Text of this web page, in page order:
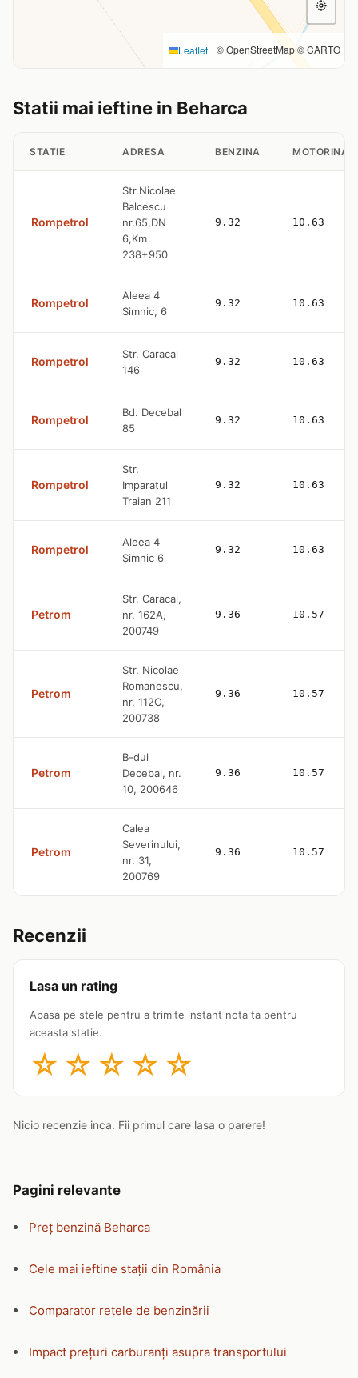
Leaflet | © OpenStreetMap © CARTO
Statii mai ieftine in Beharca
STATIE ADRESA BENZINA MOTORINA
Rompetrol
Str.Nicolae
Balcescu
nr.65,DN
6,Km
238+950
9.32 10.63
Rompetrol
Aleea 4
Simnic, 6
9.32 10.63
Rompetrol
Str. Caracal
146
9.32 10.63
Rompetrol
Bd. Decebal
85
9.32 10.63
Rompetrol
Str.
Imparatul
Traian 211
9.32 10.63
Rompetrol
Aleea 4
Șimnic 6
9.32 10.63
Petrom
Str. Caracal,
nr. 162A,
200749
9.36 10.57
Petrom
Str. Nicolae
Romanescu,
nr. 112C,
200738
9.36 10.57
Petrom
B-dul
Decebal, nr.
10, 200646
9.36 10.57
Petrom
Calea
Severinului,
nr. 31,
200769
9.36 10.57
Recenzii
Lasa un rating
Apasa pe stele pentru a trimite instant nota ta pentru
aceasta statie.
☆ ☆ ☆ ☆ ☆
Nicio recenzie inca. Fii primul care lasa o parere!
Pagini relevante
Preț benzină Beharca
Cele mai ieftine stații din România
Comparator rețele de benzinării
Impact prețuri carburanți asupra transportului